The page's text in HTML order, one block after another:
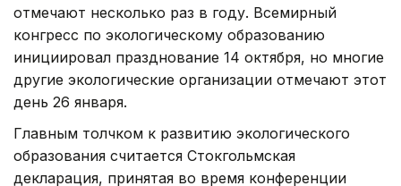
отмечают несколько раз в году. Всемирный
конгресс по экологическому образованию
инициировал празднование 14 октября, но многие
другие экологические организации отмечают этот
день 26 января.
Главным толчком к развитию экологического
образования считается Стокгольмская
декларация, принятая во время конференции